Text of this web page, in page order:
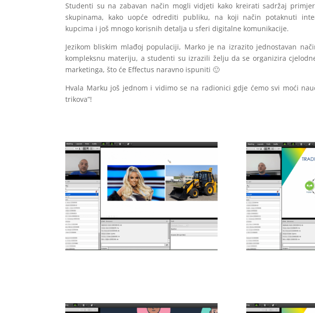
Studenti su na zabavan način mogli vidjeti kako kreirati sadržaj
skupinama, kako uopće odrediti publiku, na koji način potaknuti
kupcima i još mnogo korisnih detalja u sferi digitalne komunikacije.
Jezikom bliskim mlađoj populaciji, Marko je na izrazito jednostavan
kompleksnu materiju, a studenti su izrazili želju da se organizira
marketinga, što će Effectus naravno ispuniti 🙂
Hvala Marku još jednom i vidimo se na radionici gdje ćemo svi moći
trikova”!